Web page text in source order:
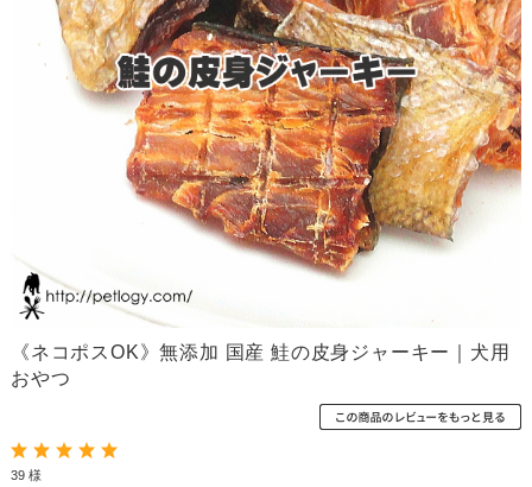
《ネコポスOK》無添加 国産 鮭の皮身ジャーキー｜犬用
おやつ
39 様